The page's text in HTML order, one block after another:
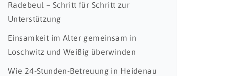
Radebeul – Schritt für Schritt zur
Unterstützung
Einsamkeit im Alter gemeinsam in
Loschwitz und Weißig überwinden
Wie 24-Stunden-Betreuung in Heidenau